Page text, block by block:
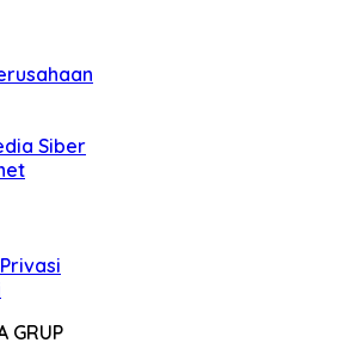
Siber
GRUP